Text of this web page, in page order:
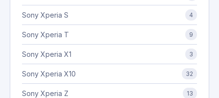
Sony Xperia S 4
Sony Xperia T 9
Sony Xperia X1 3
Sony Xperia X10 32
Sony Xperia Z 13